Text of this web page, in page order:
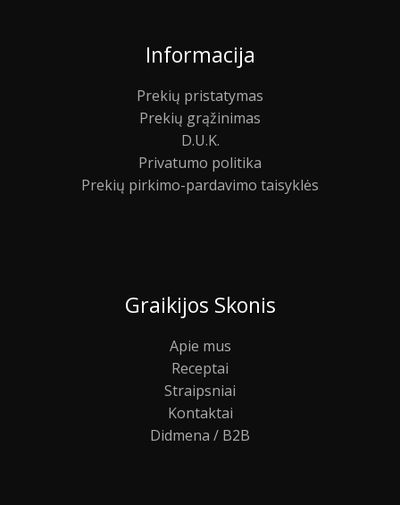
Informacija
Prekių pristatymas
Prekių grąžinimas
D.U.K.
Privatumo politika
Prekių pirkimo-pardavimo taisyklės
Graikijos Skonis
Apie mus
Receptai
Straipsniai
Kontaktai
Didmena / B2B